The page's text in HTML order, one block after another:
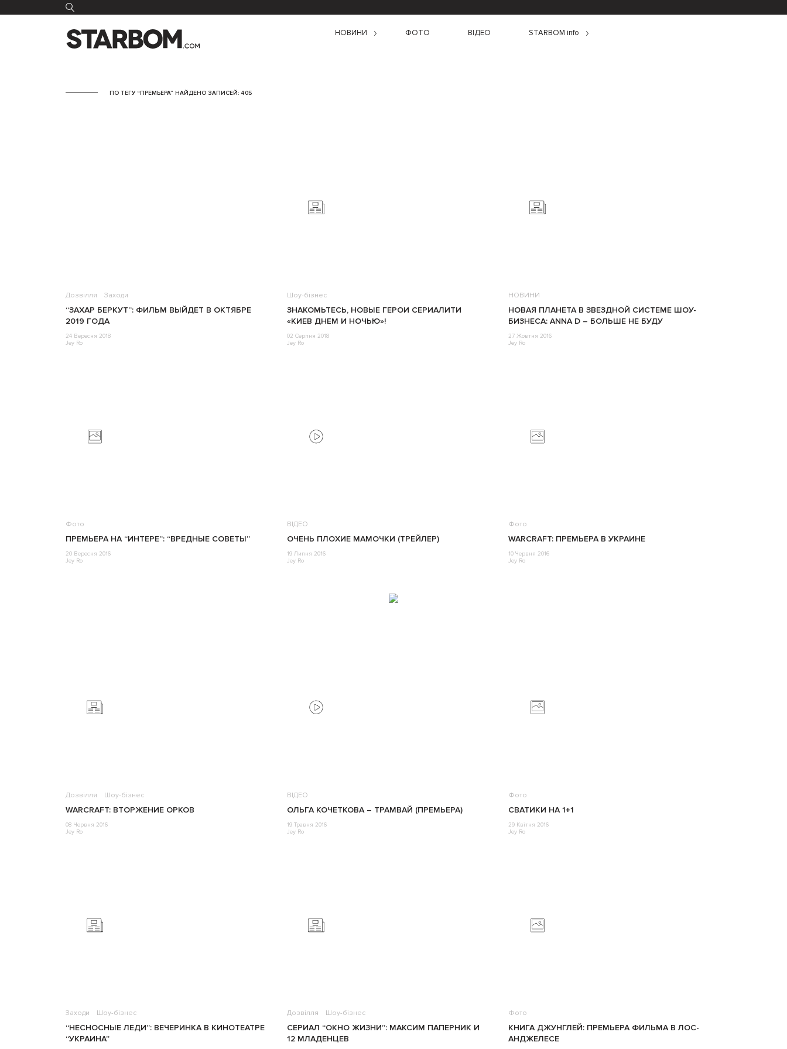
НОВИНИ ФОТО ВІДЕО STARBOM info
ПО ТЕГУ “ПРЕМЬЕРА” НАЙДЕНО ЗАПИСЕЙ: 405
Дозвілля Заходи
“ЗАХАР БЕРКУТ”: ФИЛЬМ ВЫЙДЕТ В ОКТЯБРЕ
2019 ГОДА
24 Вересня 2018
Jey Ro
Шоу-бізнес
ЗНАКОМЬТЕСЬ, НОВЫЕ ГЕРОИ СЕРИАЛИТИ
«КИЕВ ДНЕМ И НОЧЬЮ»!
02 Серпня 2018
Jey Ro
НОВИНИ
НОВАЯ ПЛАНЕТА В ЗВЕЗДНОЙ СИСТЕМЕ ШОУ-
БИЗНЕСА: ANNA D – БОЛЬШЕ НЕ БУДУ
27 Жовтня 2016
Jey Ro
Фото
ПРЕМЬЕРА НА “ИНТЕРЕ”: “ВРЕДНЫЕ СОВЕТЫ”
20 Вересня 2016
Jey Ro
ВІДЕО
ОЧЕНЬ ПЛОХИЕ МАМОЧКИ (ТРЕЙЛЕР)
19 Липня 2016
Jey Ro
Фото
WARCRAFT: ПРЕМЬЕРА В УКРАИНЕ
10 Червня 2016
Jey Ro
Дозвілля Шоу-бізнес
WARCRAFT: ВТОРЖЕНИЕ ОРКОВ
08 Червня 2016
Jey Ro
ВІДЕО
ОЛЬГА КОЧЕТКОВА – ТРАМВАЙ (ПРЕМЬЕРА)
19 Травня 2016
Jey Ro
Фото
СВАТИКИ НА 1+1
29 Квітня 2016
Jey Ro
Заходи Шоу-бізнес
“НЕСНОСНЫЕ ЛЕДИ”: ВЕЧЕРИНКА В КИНОТЕАТРЕ
“УКРАИНА”
Дозвілля Шоу-бізнес
СЕРИАЛ “ОКНО ЖИЗНИ”: МАКСИМ ПАПЕРНИК И
12 МЛАДЕНЦЕВ
Фото
КНИГА ДЖУНГЛЕЙ: ПРЕМЬЕРА ФИЛЬМА В ЛОС-
АНДЖЕЛЕСЕ